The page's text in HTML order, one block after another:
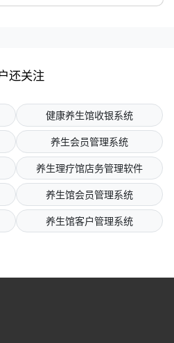
还关注
健康养生馆收银系统
养生会员管理系统
养生理疗馆店务管理软件
养生馆会员管理系统
养生馆客户管理系统